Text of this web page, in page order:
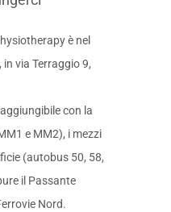
è nel
via Terraggio 9,
con la
e MM2), i mezzi
(autobus 50, 58,
il Passante
Nord.